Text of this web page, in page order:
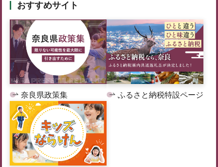
おすすめサイト
奈良県政策集 ふるさと納税特設ページ